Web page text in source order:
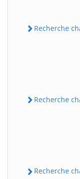
Recherche
Recherche
Recherche